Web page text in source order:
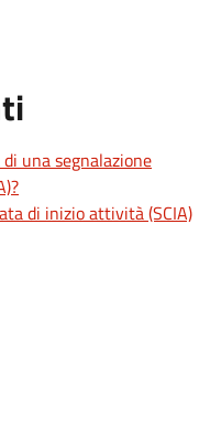
una segnalazione
di inizio attività (SCIA)